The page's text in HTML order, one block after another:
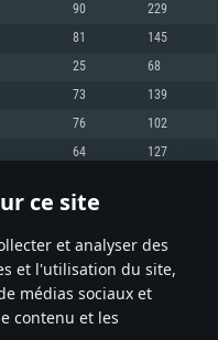
ce site
et analyser des
et l'utilisation du site,
médias sociaux et
contenu et les
ne sont pas supportés)
support de Metal
drivers (moins de 6 mois) /
90 229
81 145
25 68
73 139
76 102
64 127
400